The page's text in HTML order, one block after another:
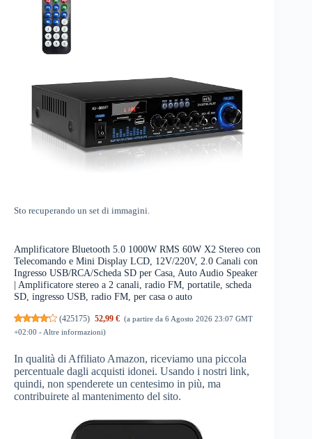
Sto recuperando un set di immagini.
Amplificatore Bluetooth 5.0 1000W RMS 60W X2 Stereo con
Telecomando e Mini Display LCD, 12V/220V, 2.0 Canali con
Ingresso USB/RCA/Scheda SD per Casa, Auto Audio Speaker
| Amplificatore stereo a 2 canali, radio FM, portatile, scheda
SD, ingresso USB, radio FM, per casa o auto
(425175) 52,99 € (a partire da 6 Agosto 2026 23:07 GMT
+02:00 - Altre informazioni)
In qualità di Affiliato Amazon, riceviamo una piccola
percentuale dagli acquisti idonei. Usando i nostri link,
quindi, non spenderete un centesimo in più, ma
contribuirete al mantenimento del sito.